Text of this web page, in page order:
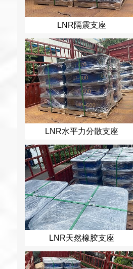
LNR隔震支座
LNR水平力分散支座
LNR天然橡胶支座